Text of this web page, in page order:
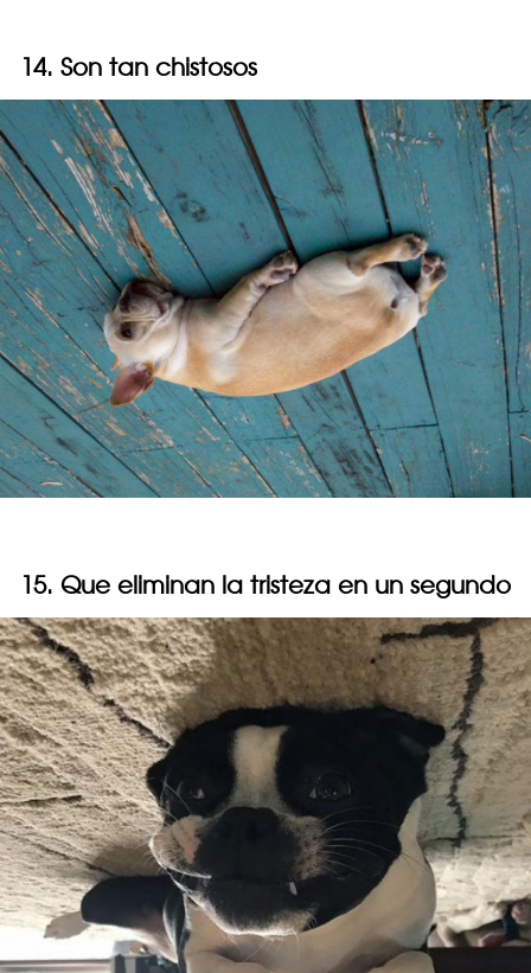
14. Son tan chistosos
15. Que eliminan la tristeza en un segundo